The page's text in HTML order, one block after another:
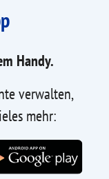
Handy.
verwalten,
mehr: